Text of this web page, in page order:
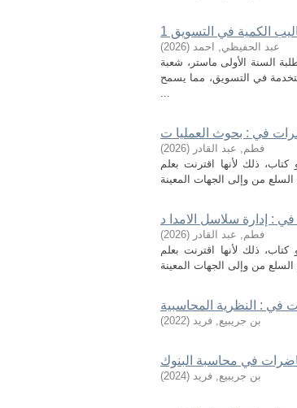
الكمية في التسويق 1
عبد الحفيظي, احمد (
2026
)
بمقياس الاساليب الكمية التسويق 1، الموجهة لطلبة السنة الأولى ماستر، شعبة
في التسويق، مما يسمح
...
في : بحوث العمليا ت
فطم, عبد القادر (
2026
)
ذلك لأنها اقترنت بعلم
: إدارة سلاسل الامدا د
فطم, عبد القادر (
2026
)
ذلك لأنها اقترنت بعلم
في : النظرية المحاسبية
بن جريبيع, فريد (
2022
)
في محاسبة البنوك
بن جريبيع, فريد (
2024
)